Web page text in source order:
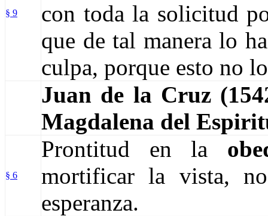
§ 9
con toda la solicitud
que de tal manera lo
culpa, porque esto no
Juan de la Cruz
Magdalena del
§ 6
Prontitud en la
mortificar la vista,
esperanza.